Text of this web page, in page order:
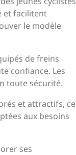
et facilitent
le modèle
de freins
confiance. Les
toute sécurité.
et attractifs, ce
aux besoins
ses